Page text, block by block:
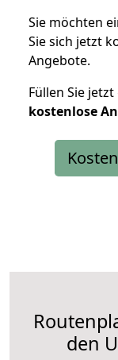
Sie möchten
Sie sich jetzt
Angebote.
Füllen Sie
kostenlose
den